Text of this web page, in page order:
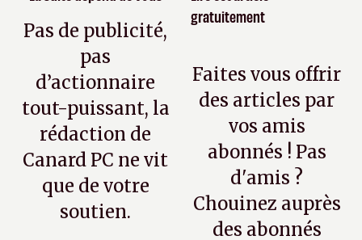
Pas de publicité,
pas
d’actionnaire
tout-puissant, la
rédaction de
Canard PC ne vit
que de votre
soutien.
gratuitement
Faites vous offrir
des articles par
vos amis
abonnés ! Pas
d'amis ?
Chouinez auprès
des abonnés